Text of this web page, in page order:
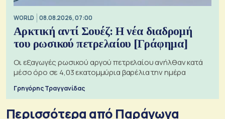
WORLD 08.08.2026, 07:00
Αρκτική αντί Σουέζ: Η νέα διαδρομή
του ρωσικού πετρελαίου [Γράφημα]
Οι εξαγωγές ρωσικού αργού πετρελαίου ανήλθαν κατά
μέσο όρο σε 4,03 εκατομμύρια βαρέλια την ημέρα
Γρηγόρης Τραγγανίδας
Περισσότερα από Παράγωγα